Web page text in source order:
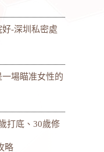
-深圳私密處
場瞄准女性的
打底、30歲修
略